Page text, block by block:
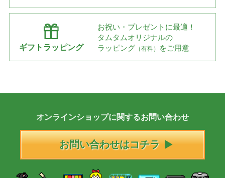
ギフトラッピング
お祝い・プレゼントに最適！
タムタムオリジナルの
ラッピング （有料） をご用意
オンラインショップに関するお問い合わせ
お問い合わせはコチラ